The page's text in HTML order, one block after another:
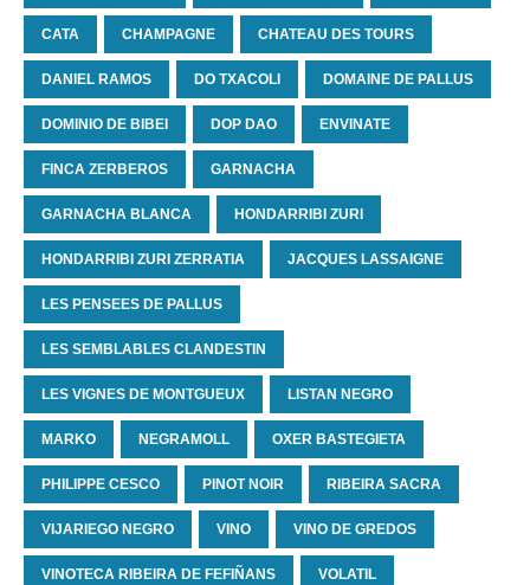
CATA CHAMPAGNE CHATEAU DES TOURS
DANIEL RAMOS DO TXACOLI DOMAINE DE PALLUS
DOMINIO DE BIBEI DOP DAO ENVINATE
FINCA ZERBEROS GARNACHA
GARNACHA BLANCA HONDARRIBI ZURI
HONDARRIBI ZURI ZERRATIA JACQUES LASSAIGNE
LES PENSEES DE PALLUS
LES SEMBLABLES CLANDESTIN
LES VIGNES DE MONTGUEUX LISTAN NEGRO
MARKO NEGRAMOLL OXER BASTEGIETA
PHILIPPE CESCO PINOT NOIR RIBEIRA SACRA
VIJARIEGO NEGRO VINO VINO DE GREDOS
VINOTECA RIBEIRA DE FEFIÑANS VOLATIL